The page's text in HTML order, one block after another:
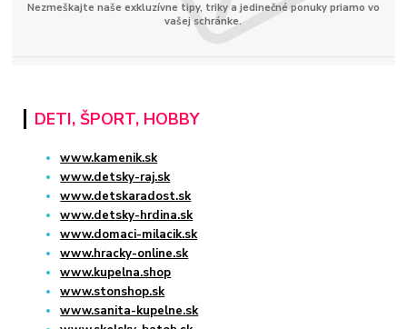
Nezmeškajte naše exkluzívne tipy, triky a jedinečné ponuky priamo vo
vašej schránke.
DETI, ŠPORT, HOBBY
www.kamenik.sk
www.detsky-raj.sk
www.detskaradost.sk
www.detsky-hrdina.sk
www.domaci-milacik.sk
www.hracky-online.sk
www.kupelna.shop
www.stonshop.sk
www.sanita-kupelne.sk